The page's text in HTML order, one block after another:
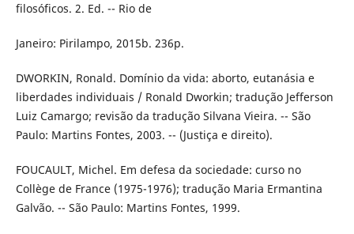
filosóficos. 2. Ed. -- Rio de
Janeiro: Pirilampo, 2015b. 236p.
DWORKIN, Ronald. Domínio da vida: aborto, eutanásia e
liberdades individuais / Ronald Dworkin; tradução Jefferson
Luiz Camargo; revisão da tradução Silvana Vieira. -- São
Paulo: Martins Fontes, 2003. -- (Justiça e direito).
FOUCAULT, Michel. Em defesa da sociedade: curso no
Collège de France (1975-1976); tradução Maria Ermantina
Galvão. -- São Paulo: Martins Fontes, 1999.